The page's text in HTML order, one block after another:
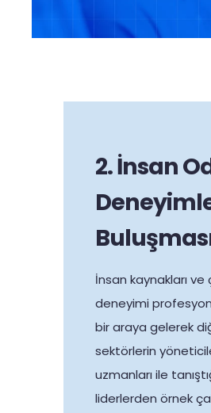
2. İnsan
İnsan kaynakları ve
deneyimi
bir araya gelerek
sektörlerin
uzmanları ile
liderlerden örnek